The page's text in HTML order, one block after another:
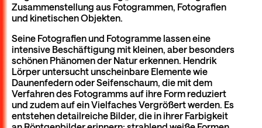
Zusammenstellung aus Fotogrammen, Fotografien
und kinetischen Objekten.
Seine Fotografien und Fotogramme lassen eine
intensive Beschäftigung mit kleinen, aber besonders
schönen Phänomen der Natur erkennen. Hendrik
Lörper untersucht unscheinbare Elemente wie
Daunenfedern oder Seifenschaum, die mit dem
Verfahren des Fotogramms auf ihre Form reduziert
und zudem auf ein Vielfaches Vergrößert werden. Es
entstehen detailreiche Bilder, die in ihrer Farbigkeit